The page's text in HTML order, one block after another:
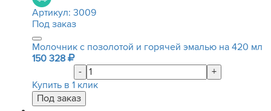
Артикул: 3009
Под заказ
Молочник с позолотой и горячей эмалью на 420 мл
150 328
-
+
Купить в 1 клик